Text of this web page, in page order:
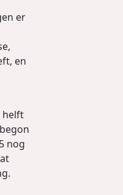
er
en
helft
nog